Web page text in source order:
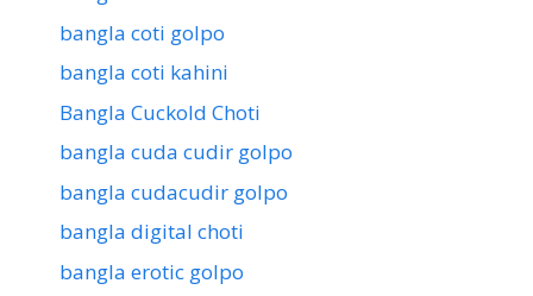
bangla coti golpo
bangla coti kahini
Bangla Cuckold Choti
bangla cuda cudir golpo
bangla cudacudir golpo
bangla digital choti
bangla erotic golpo